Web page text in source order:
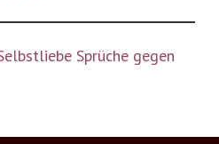
Sprüche gegen